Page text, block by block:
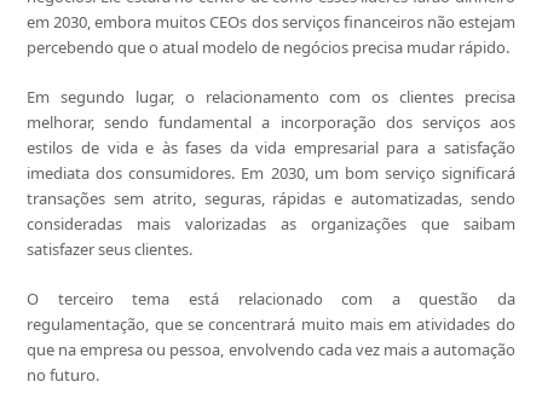
em 2030, embora muitos CEOs dos serviços financeiros não estejam
percebendo que o atual modelo de negócios precisa mudar rápido.
Em segundo lugar, o relacionamento com os clientes precisa
melhorar, sendo fundamental a incorporação dos serviços aos
estilos de vida e às fases da vida empresarial para a satisfação
imediata dos consumidores. Em 2030, um bom serviço significará
transações sem atrito, seguras, rápidas e automatizadas, sendo
consideradas mais valorizadas as organizações que saibam
satisfazer seus clientes.
O terceiro tema está relacionado com a questão da
regulamentação, que se concentrará muito mais em atividades do
que na empresa ou pessoa, envolvendo cada vez mais a automação
no futuro.